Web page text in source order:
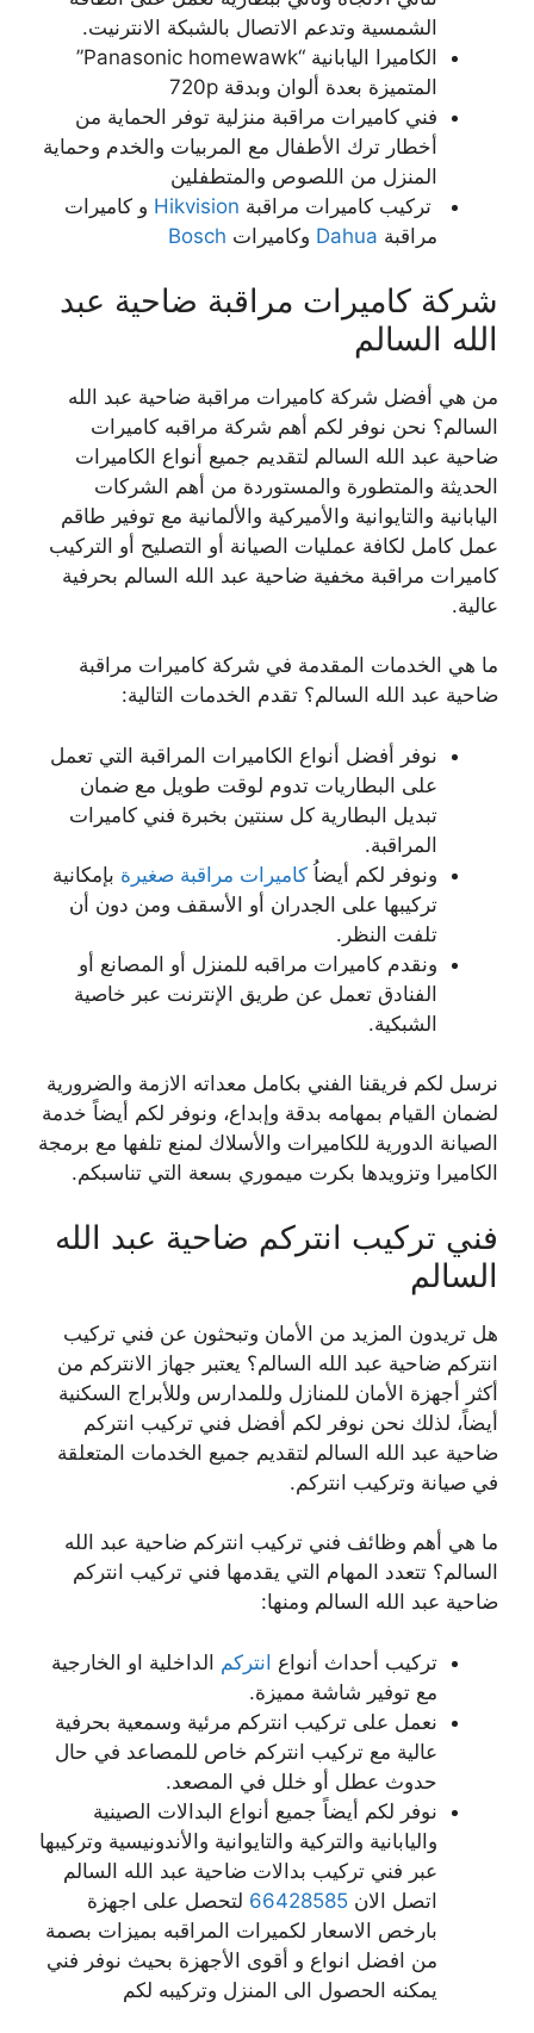
الشمسية وتدعم الاتصال بالشبكة الانترنيت.
الكاميرا اليابانية “Panasonic homewawk”
المتميزة بعدة ألوان وبدقة 720p
فني كاميرات مراقبة منزلية توفر الحماية من
أخطار ترك الأطفال مع المربيات والخدم وحماية
المنزل من اللصوص والمتطفلين
تركيب كاميرات مراقبة Hikvision و كاميرات
مراقبة Dahua وكاميرات Bosch
شركة كاميرات مراقبة ضاحية عبد
الله السالم
من هي أفضل شركة كاميرات مراقبة ضاحية عبد الله
السالم؟ نحن نوفر لكم أهم شركة مراقبه كاميرات
ضاحية عبد الله السالم لتقديم جميع أنواع الكاميرات
الحديثة والمتطورة والمستوردة من أهم الشركات
اليابانية والتايوانية والأميركية والألمانية مع توفير طاقم
عمل كامل لكافة عمليات الصيانة أو التصليح أو التركيب
كاميرات مراقبة مخفية ضاحية عبد الله السالم بحرفية
عالية.
ما هي الخدمات المقدمة في شركة كاميرات مراقبة
ضاحية عبد الله السالم؟ تقدم الخدمات التالية:
نوفر أفضل أنواع الكاميرات المراقبة التي تعمل
على البطاريات تدوم لوقت طويل مع ضمان
تبديل البطارية كل سنتين بخبرة فني كاميرات
المراقبة.
ونوفر لكم أيضاُ كاميرات مراقبة صغيرة بإمكانية
تركيبها على الجدران أو الأسقف ومن دون أن
تلفت النظر.
ونقدم كاميرات مراقبه للمنزل أو المصانع أو
الفنادق تعمل عن طريق الإنترنت عبر خاصية
الشبكية.
نرسل لكم فريقنا الفني بكامل معداته الازمة والضرورية
لضمان القيام بمهامه بدقة وإبداع، ونوفر لكم أيضاً خدمة
الصيانة الدورية للكاميرات والأسلاك لمنع تلفها مع برمجة
الكاميرا وتزويدها بكرت ميموري بسعة التي تناسبكم.
فني تركيب انتركم ضاحية عبد الله
السالم
هل تريدون المزيد من الأمان وتبحثون عن فني تركيب
انتركم ضاحية عبد الله السالم؟ يعتبر جهاز الانتركم من
أكثر أجهزة الأمان للمنازل وللمدارس وللأبراج السكنية
أيضاً، لذلك نحن نوفر لكم أفضل فني تركيب انتركم
ضاحية عبد الله السالم لتقديم جميع الخدمات المتعلقة
في صيانة وتركيب انتركم.
ما هي أهم وظائف فني تركيب انتركم ضاحية عبد الله
السالم؟ تتعدد المهام التي يقدمها فني تركيب انتركم
ضاحية عبد الله السالم ومنها:
تركيب أحداث أنواع انتركم الداخلية او الخارجية
مع توفير شاشة مميزة.
نعمل على تركيب انتركم مرئية وسمعية بحرفية
عالية مع تركيب انتركم خاص للمصاعد في حال
حدوث عطل أو خلل في المصعد.
نوفر لكم أيضاً جميع أنواع البدالات الصينية
واليابانية والتركية والتايوانية والأندونيسية وتركيبها
عبر فني تركيب بدالات ضاحية عبد الله السالم
اتصل الان 66428585 لتحصل على اجهزة
بارخص الاسعار لكميرات المراقبه بميزات بصمة
من افضل انواع و أقوى الأجهزة بحيث نوفر فني
يمكنه الحصول الى المنزل وتركيبه لكم